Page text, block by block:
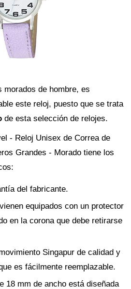
morados de hombre, es
este reloj, puesto que se trata
de esta selección de relojes.
- Reloj Unisex de Correa de
Grandes - Morado tiene los
del fabricante.
equipados con un protector
en la corona que debe retirarse
Singapur de calidad y
es fácilmente reemplazable.
18 mm de ancho está diseñada